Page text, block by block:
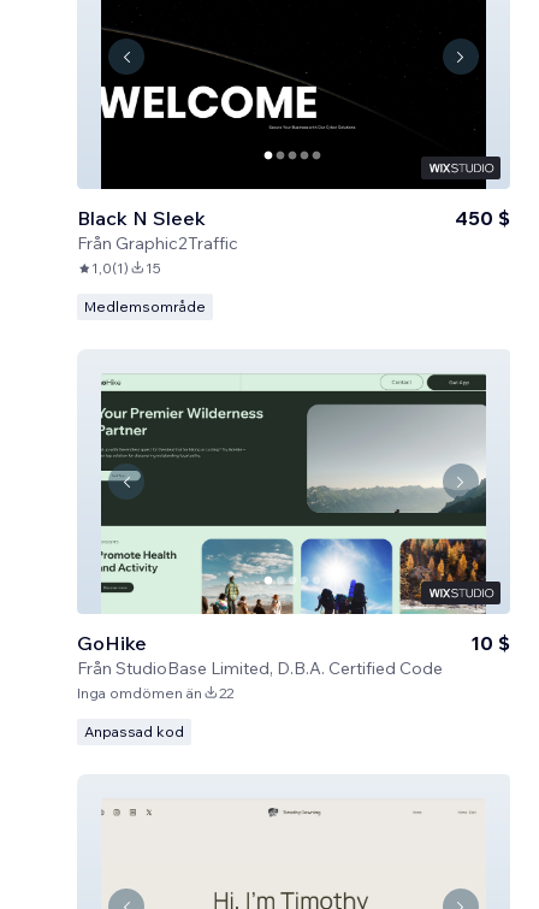
Black N Sleek
Från Graphic2Traffic
450 $
1,0(1) 15
Medlemsområde
GoHike
Från StudioBase Limited, D.B.A. Certified Code
10 $
Inga omdömen än 22
Anpassad kod